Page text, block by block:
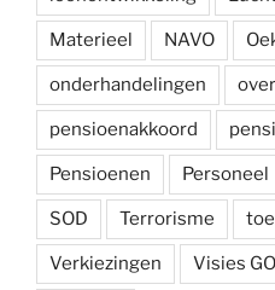
Materieel NAVO
onderhandelingen
pensioenakkoord
Pensioenen Personeel
SOD Terrorisme
Verkiezingen Visies